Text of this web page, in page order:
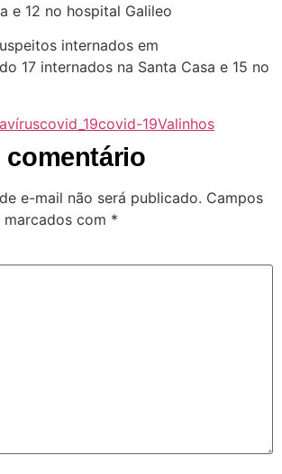
e 12 no hospital Galileo
internados em
17 internados na Santa Casa e 15 no
covid_19covid-19Valinhos
comentário
e-mail não será publicado. Campos
com *